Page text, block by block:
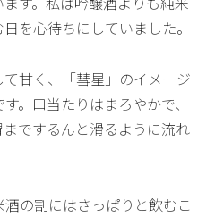
を心待ちにしていました。
甘く、「彗星」のイメージ
。口当たりはまろやかで、
でするんと滑るように流れ
の割にはさっぱりと飲むこ